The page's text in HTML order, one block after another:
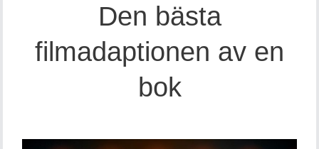
Den bästa
filmadaptionen av en
bok